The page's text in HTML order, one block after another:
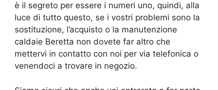
è il segreto per essere i numeri uno, quindi, alla
luce di tutto questo, se i vostri problemi sono la
sostituzione, l’acquisto o la manutenzione
caldaie Beretta non dovete far altro che
mettervi in contatto con noi per via telefonica o
venendoci a trovare in negozio.